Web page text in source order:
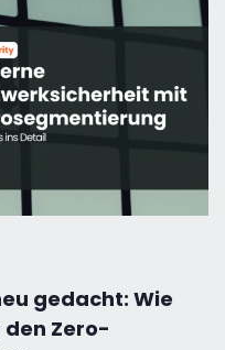
gedacht: Wie
Zero-